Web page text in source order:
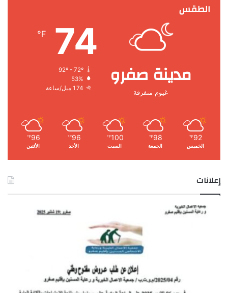
الطقس
مدينة صفرو
غيوم متفرقة
74
℉
92º - 72º
53%
1.74 ميل/ساعة
92
℉
الخميس
98
℉
الجمعة
100
℉
السبت
96
℉
الأحد
96
℉
الأثنين
إعلانات